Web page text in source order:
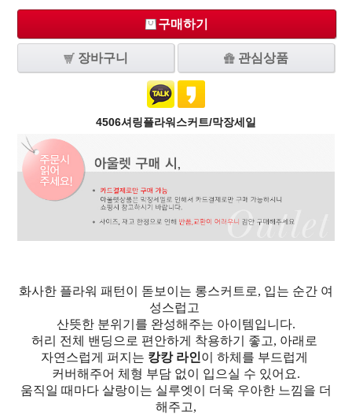
구매하기
장바구니 관심상품
4506셔링플라워스커트/막장세일
화사한 플라워 패턴이 돋보이는 롱스커트로, 입는 순간 여
성스럽고
산뜻한 분위기를 완성해주는 아이템입니다.
허리 전체 밴딩으로 편안하게 착용하기 좋고, 아래로
자연스럽게 퍼지는 캉캉 라인이 하체를 부드럽게
커버해주어 체형 부담 없이 입으실 수 있어요.
움직일 때마다 살랑이는 실루엣이 더욱 우아한 느낌을 더
해주고,